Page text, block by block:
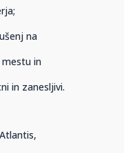
na
in
in zanesljivi.